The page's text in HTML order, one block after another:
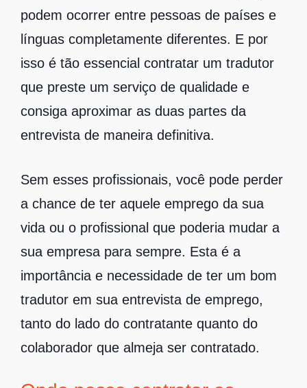
podem ocorrer entre pessoas de países e
línguas completamente diferentes. E por
isso é tão essencial contratar um tradutor
que preste um serviço de qualidade e
consiga aproximar as duas partes da
entrevista de maneira definitiva.
Sem esses profissionais, você pode perder
a chance de ter aquele emprego da sua
vida ou o profissional que poderia mudar a
sua empresa para sempre. Esta é a
importância e necessidade de ter um bom
tradutor em sua entrevista de emprego,
tanto do lado do contratante quanto do
colaborador que almeja ser contratado.